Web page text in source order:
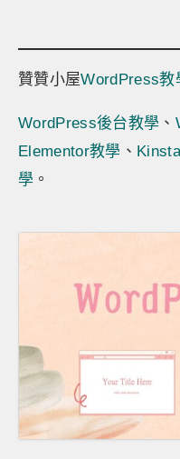
贊贊小屋WordPress教
WordPress後台教學 、
Elementor教學 、
學 。